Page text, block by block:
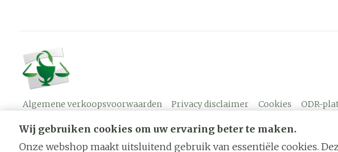
Wij gebruiken cookies om uw ervaring beter te maken.
Onze webshop maakt uitsluitend gebruik van essentiële cookies.
Algemene verkoopsvoorwaarden Privacy disclaimer Cookies ODR-